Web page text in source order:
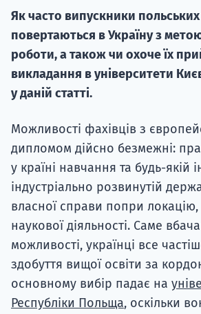
Як часто випускники
повертаються в Україну з
роботи, а також чи охоче їх
викладання в університети
у даній статті.
Можливості фахівців з
дипломом дійсно безмежні:
у країні навчання та будь-якій
індустріально розвинутій
власної справи попри
наукової діяльності. Саме
можливості, українці все
здобуття вищої освіти за
основному вибір падає на
Республіки Польща, оскільки